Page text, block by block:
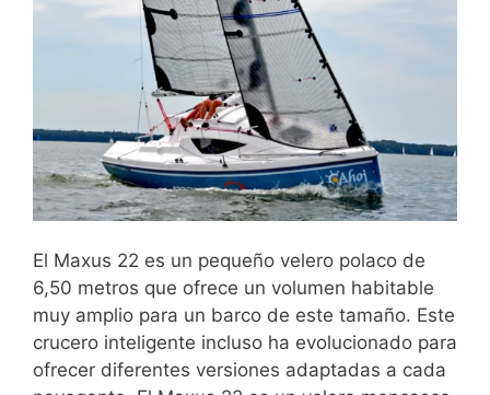
El Maxus 22 es un pequeño velero polaco de
6,50 metros que ofrece un volumen habitable
muy amplio para un barco de este tamaño. Este
crucero inteligente incluso ha evolucionado para
ofrecer diferentes versiones adaptadas a cada